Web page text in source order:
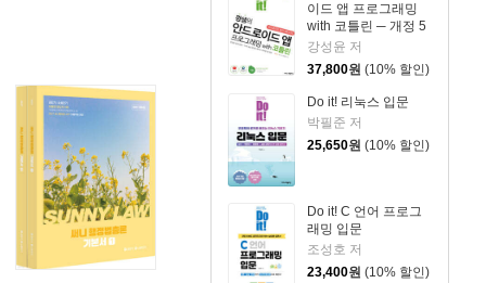
이드 앱 프로그래밍
with 코틀린 ─ 개정 5
판
강성윤 저
37,800원 (10% 할인)
Do it! 리눅스 입문
박필준 저
25,650원 (10% 할인)
Do it! C 언어 프로그
래밍 입문
조성호 저
23,400원 (10% 할인)